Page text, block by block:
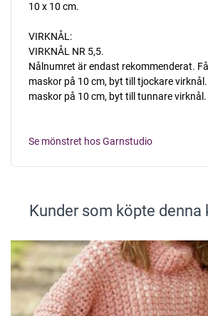
10 x 10 cm.
VIRKNÅL:
VIRKNÅL NR 5,5.
Nålnumret är endast rekommenderat.
maskor på 10 cm, byt till tjockare
maskor på 10 cm, byt till tunnare virknål.
Se mönstret hos Garnstudio
Kunder som köpte denna